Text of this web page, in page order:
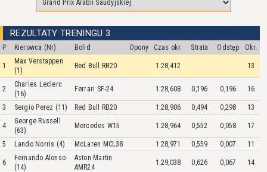
REZULTATY TRENINGU 3
P. Kierowca (Nr) Bolid Opony Czas okr. Strata Odstęp Okr.
1
Max Verstappen
(1)
Red Bull RB20 1:28,412 13
2
Charles Leclerc
(16)
Ferrari SF-24 1:28,608 0,196 0,196 16
3 Sergio Perez (11) Red Bull RB20 1:28,906 0,494 0,298 13
4
George Russell
(63)
Mercedes W15 1:28,964 0,552 0,058 17
5 Lando Norris (4) McLaren MCL38 1:28,971 0,559 0,007 11
6
Fernando Alonso
(14)
Aston Martin
AMR24
1:29,038 0,626 0,067 14